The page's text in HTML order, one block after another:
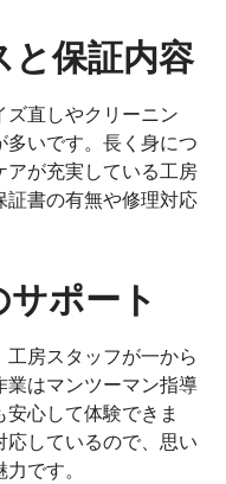
と保証内容
直しやクリーニン
いです。長く身につ
アが充実している工房
証書の有無や修理対応
ポート
房スタッフが一から
はマンツーマン指導
心して体験できま
しているので、思い
です。